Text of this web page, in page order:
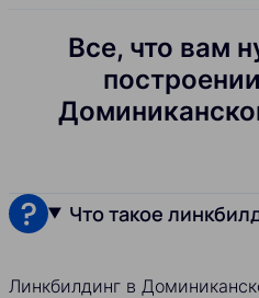
Все, что вам
Что такое
Линкбилдинг в